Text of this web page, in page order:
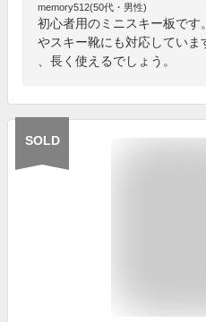
memory512(50代・男性)
初心者用のミニスキー板で
やスキー靴にも対応していま
、長く使えるでしょう。
SOLD